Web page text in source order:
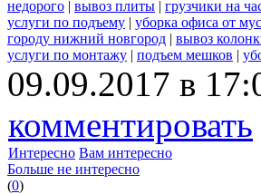
недорого | вывоз плиты | грузчики на
услуги по подъему | уборка офиса от
городу нижний новгород | вывоз
услуги по монтажу | подъем мешков |
09.09.2017 в
комментировать
Интересно Вам интересно
Больше не интересно
(0)